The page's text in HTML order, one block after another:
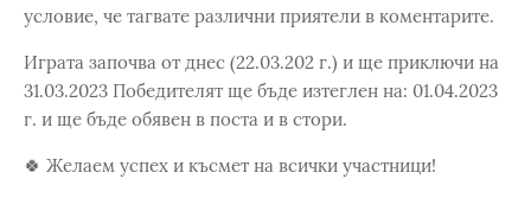
условие, че тагвате различни приятели в коментарите.
Играта започва от днес (22.03.202 г.) и ще приключи на
31.03.2023 Победителят ще бъде изтеглен на: 01.04.2023
г. и ще бъде обявен в поста и в стори.
🍀 Желаем успех и късмет на всички участници!